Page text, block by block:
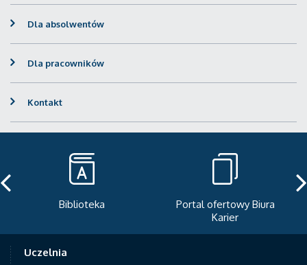
Dla absolwentów
Dla pracowników
Kontakt
Biblioteka
Portal ofertowy Biura
Karier
Uczelnia